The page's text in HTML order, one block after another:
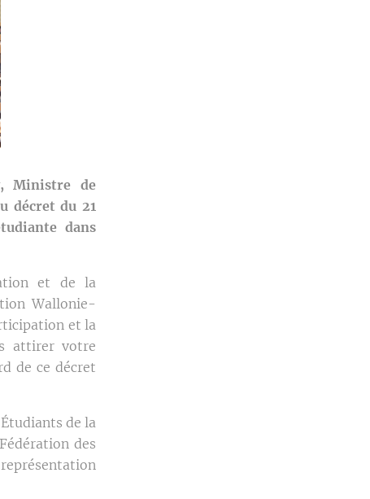
Ministre de
décret du 21
dans
et de la
Wallonie-
et la
attirer votre
de ce décret
de la
des